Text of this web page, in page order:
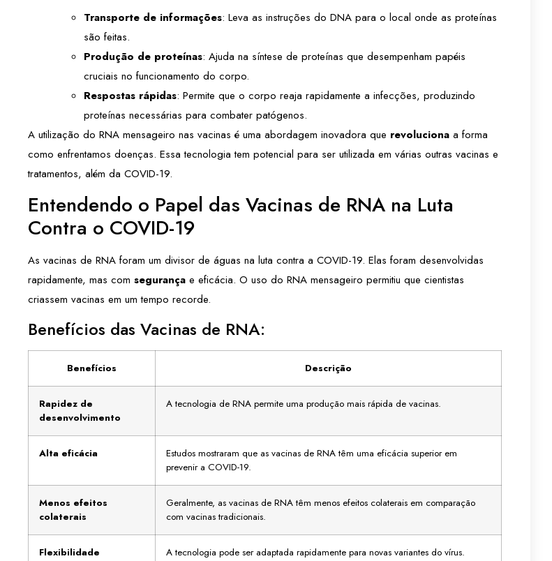
Transporte de informações: Leva as instruções do DNA para o local onde as proteínas
são feitas.
Produção de proteínas: Ajuda na síntese de proteínas que desempenham papéis
cruciais no funcionamento do corpo.
Respostas rápidas: Permite que o corpo reaja rapidamente a infecções, produzindo
proteínas necessárias para combater patógenos.
A utilização do RNA mensageiro nas vacinas é uma abordagem inovadora que revoluciona a forma
como enfrentamos doenças. Essa tecnologia tem potencial para ser utilizada em várias outras vacinas e
tratamentos, além da COVID-19.
Entendendo o Papel das Vacinas de RNA na Luta
Contra o COVID-19
As vacinas de RNA foram um divisor de águas na luta contra a COVID-19. Elas foram desenvolvidas
rapidamente, mas com segurança e eficácia. O uso do RNA mensageiro permitiu que cientistas
criassem vacinas em um tempo recorde.
Benefícios das Vacinas de RNA:
Benefícios Descrição
Rapidez de
desenvolvimento
A tecnologia de RNA permite uma produção mais rápida de vacinas.
Alta eficácia
Estudos mostraram que as vacinas de RNA têm uma eficácia superior em
prevenir a COVID-19.
Menos efeitos
colaterais
Geralmente, as vacinas de RNA têm menos efeitos colaterais em comparação
com vacinas tradicionais.
Flexibilidade A tecnologia pode ser adaptada rapidamente para novas variantes do vírus.